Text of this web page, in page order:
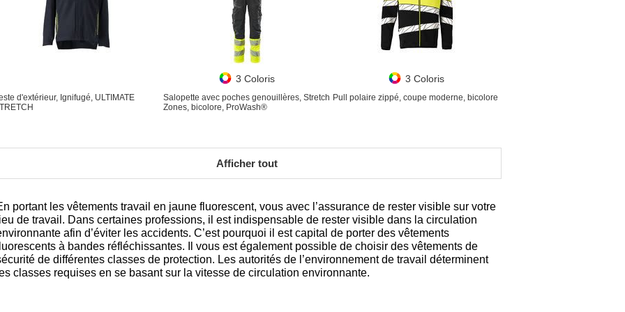
d'extérieur, Ignifugé, ULTIMATE
3 Coloris
Salopette avec poches genouillères, Stretch
Zones, bicolore, ProWash®
3 Coloris
Pull polaire zippé, coupe moderne, bicolore
Afficher tout
portant les vêtements travail en jaune fluorescent, vous avec l’assurance de rester visible sur votre
de travail. Dans certaines professions, il est indispensable de rester visible dans la circulation
afin d’éviter les accidents. C’est pourquoi il est capital de porter des vêtements
à bandes réfléchissantes. Il vous est également possible de choisir des vêtements de
de différentes classes de protection. Les autorités de l’environnement de travail déterminent
classes requises en se basant sur la vitesse de circulation environnante.